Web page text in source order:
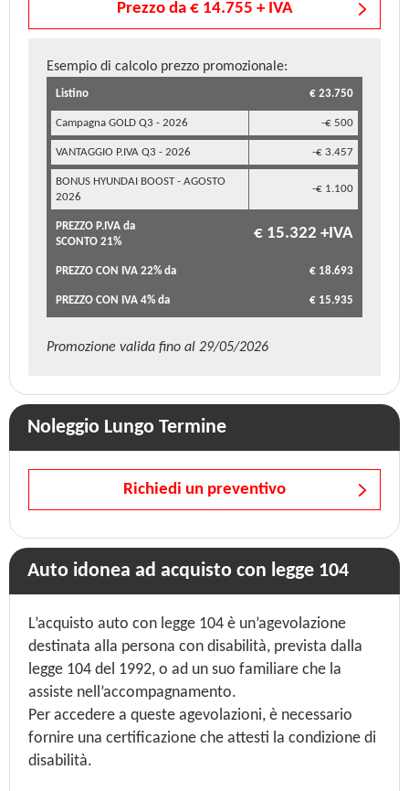
Prezzo da € 14.755 + IVA
Esempio di calcolo prezzo promozionale:
Listino € 23.750
Campagna GOLD Q3 - 2026 -€ 500
VANTAGGIO P.IVA Q3 - 2026 -€ 3.457
BONUS HYUNDAI BOOST - AGOSTO
2026
-€ 1.100
PREZZO P.IVA da
SCONTO 21%
€ 15.322 +IVA
PREZZO CON IVA 22% da € 18.693
PREZZO CON IVA 4% da € 15.935
Promozione valida fino al 29/05/2026
Noleggio Lungo Termine
Richiedi un preventivo
Auto idonea ad acquisto con legge 104
L’acquisto auto con legge 104 è un’agevolazione
destinata alla persona con disabilità, prevista dalla
legge 104 del 1992, o ad un suo familiare che la
assiste nell’accompagnamento.
Per accedere a queste agevolazioni, è necessario
fornire una certificazione che attesti la condizione di
disabilità.